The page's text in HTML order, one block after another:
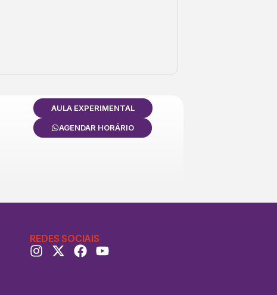
AULA EXPERIMENTAL
AGENDAR HORÁRIO
REDES SOCIAIS